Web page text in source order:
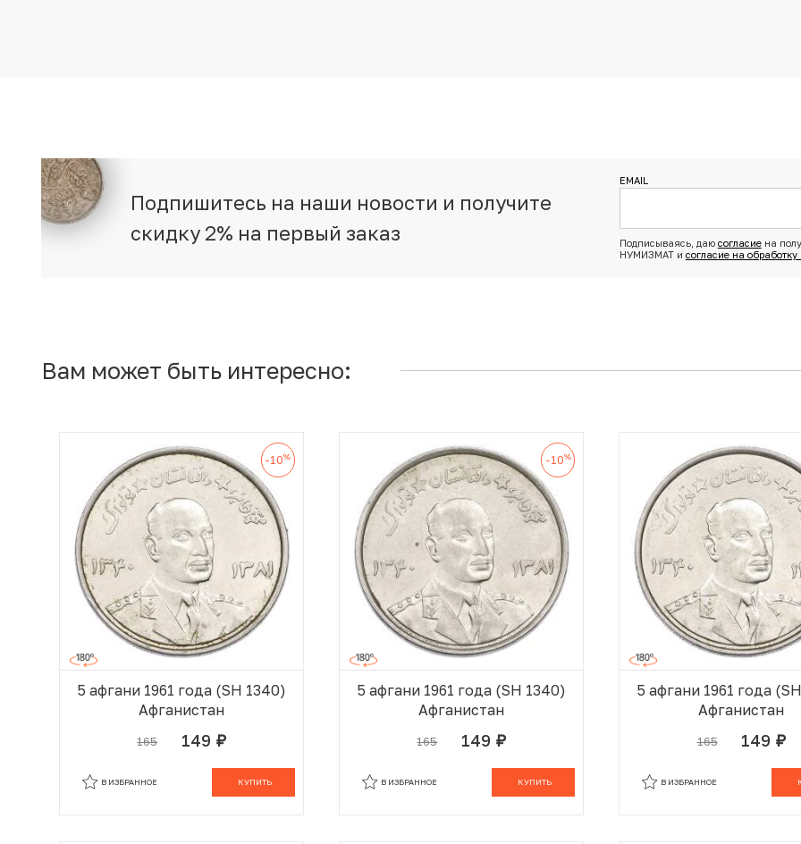
Подпишитесь на наши новости и получите
скидку 2% на первый заказ
EMAIL
Подписываясь, даю согласиена
НУМИЗМАТ и согласие на
Вам может быть интересно:
-10%
5 афгани 1961 года (SH 1340)
Афганистан
165 149 руб.
КУПИТЬ
В ИЗБРАННОЕ
-10%
5 афгани 1961 года (SH 1340)
Афганистан
165 149 руб.
КУПИТЬ
В ИЗБРАННОЕ
5 афгани 1961 года
Афганистан
165 149 руб.
В ИЗБРАННОЕ